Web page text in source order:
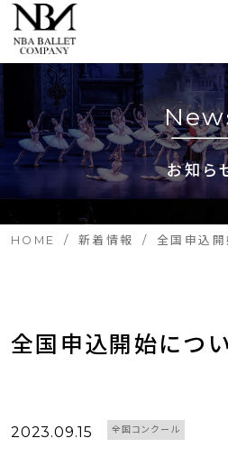
お知ら
HOME 新着情報 全国申込
全国申込開始につ
2023.09.15 全国コンクール